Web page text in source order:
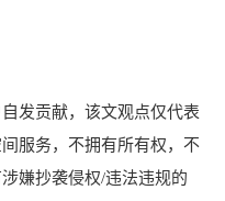
发贡献，该文观点仅代表
服务，不拥有所有权，不
嫌抄袭侵权/违法违规的